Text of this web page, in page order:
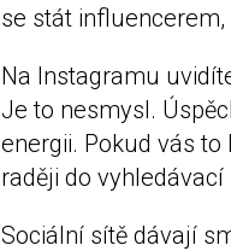
se stát
Na Instagramu
Je to nesmysl.
energii. Pokud vás
raději do
Sociální sítě dávají